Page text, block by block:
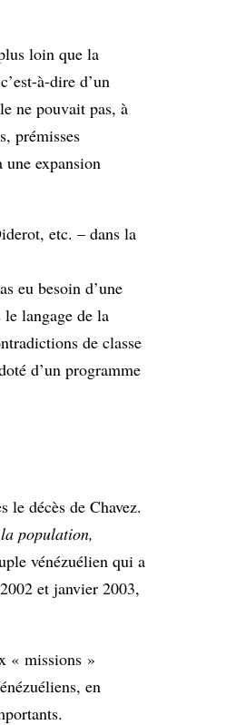
loin que la
à-dire d’un
ne pouvait pas, à
prémisses
expansion
etc. – dans la
eu besoin d’une
langage de la
de classe
d’un programme
décès de Chavez.
population,
vénézuélien qui a
et janvier 2003,
« missions »
en